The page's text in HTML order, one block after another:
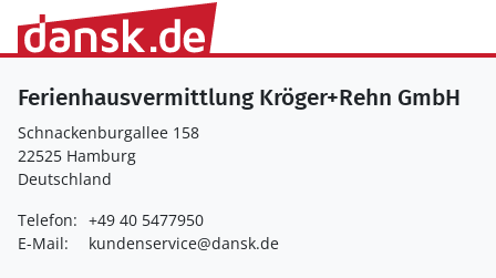
Ferienhausvermittlung Kröger+Rehn GmbH
Schnackenburgallee 158
22525 Hamburg
Deutschland
Telefon: +49 40 5477950
E-Mail:
kundenservice@dansk.de